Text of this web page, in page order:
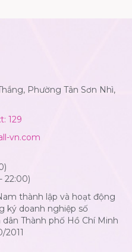
Phường Tân Sơn Nhì,
129
vn.com
22:00)
thành lập và hoạt động
ký doanh nghiệp số
dân Thành phố Hồ Chí Minh
2011